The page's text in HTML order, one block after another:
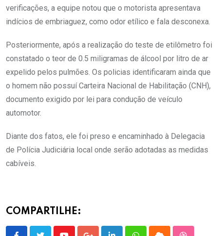
verificações, a equipe notou que o motorista apresentava
indícios de embriaguez, como odor etílico e fala desconexa.
Posteriormente, após a realização do teste de etilômetro foi
constatado o teor de 0.5 miligramas de álcool por litro de ar
expelido pelos pulmões. Os policias identificaram ainda que
o homem não possuí Carteira Nacional de Habilitação (CNH),
documento exigido por lei para condução de veículo
automotor.
Diante dos fatos, ele foi preso e encaminhado à Delegacia
de Polícia Judiciária local onde serão adotadas as medidas
cabíveis.
COMPARTILHE: